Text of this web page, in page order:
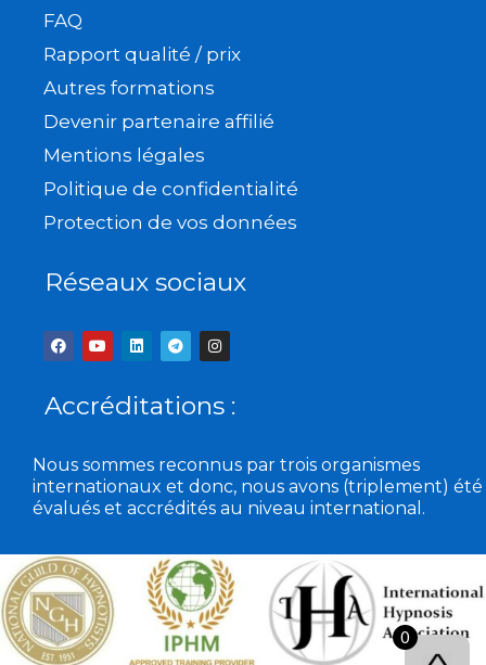
FAQ
Rapport qualité / prix
Autres formations
Devenir partenaire affilié
Mentions légales
Politique de confidentialité
Protection de vos données
Réseaux sociaux
F
a
c
b
o
Y
o
u
u
b
L
i
e
d
T
e
l
g
r
I
n
s
a
g
m
Accréditations :
Nous sommes reconnus par trois organismes
internationaux et donc, nous avons (triplement) été
évalués et accrédités au niveau international.
0